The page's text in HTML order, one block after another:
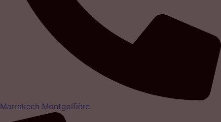
Marrakech Montgolfière